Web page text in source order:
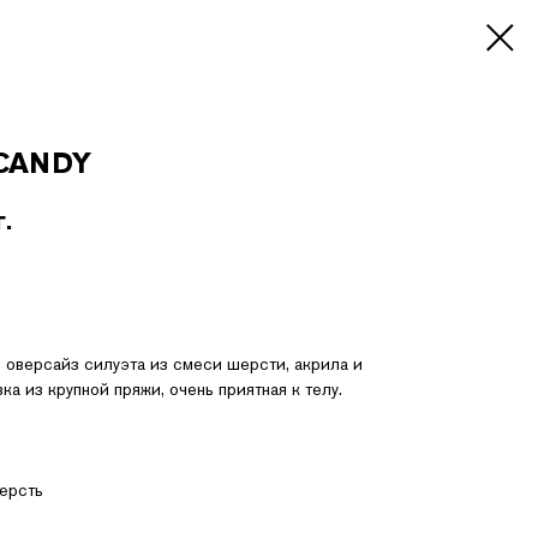
силуэта из смеси шерсти, акрила и
из крупной пряжи, очень приятная к телу.